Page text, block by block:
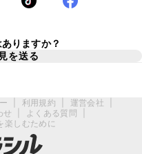
りますか？
を送る
利用規約 運営会社
せ
よくある質問
楽しむために